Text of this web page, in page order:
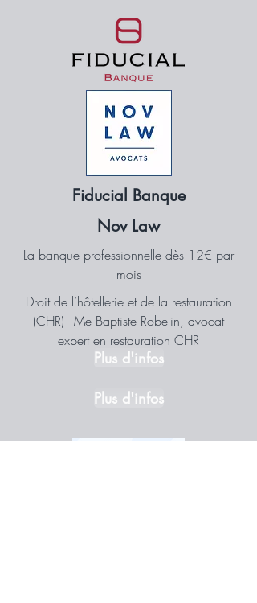
Fiducial Banque
Nov Law
La banque professionnelle dès 12€ par
mois
Droit de l’hôtellerie et de la restauration
(CHR) - Me Baptiste Robelin, avocat
expert en restauration CHR
Plus d'infos
Plus d'infos